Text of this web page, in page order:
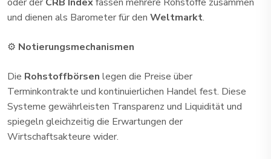
und dienen als Barometer für den Weltmarkt.
⚙️ Notierungsmechanismen
Die Rohstoffbörsen legen die Preise über
Terminkontrakte und kontinuierlichen Handel fest. Diese
Systeme gewährleisten Transparenz und Liquidität und
spiegeln gleichzeitig die Erwartungen der
Wirtschaftsakteure wider.